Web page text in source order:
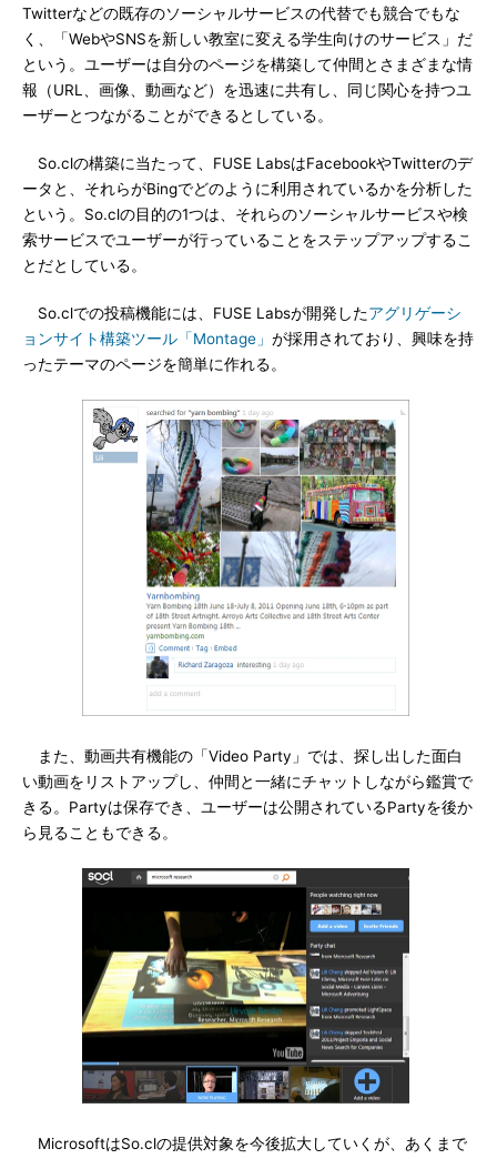
Twitterなどの既存のソーシャルサービスの代替でも競合でもな
く、「WebやSNSを新しい教室に変える学生向けのサービス」だ
という。ユーザーは自分のページを構築して仲間とさまざまな情
報（URL、画像、動画など）を迅速に共有し、同じ関心を持つユ
ーザーとつながることができるとしている。
So.clの構築に当たって、FUSE LabsはFacebookやTwitterのデ
ータと、それらがBingでどのように利用されているかを分析した
という。So.clの目的の1つは、それらのソーシャルサービスや検
索サービスでユーザーが行っていることをステップアップするこ
とだとしている。
So.clでの投稿機能には、FUSE Labsが開発したアグリゲーシ
ョンサイト構築ツール「Montage」 が採用されており、興味を持
ったテーマのページを簡単に作れる。
また、動画共有機能の「Video Party」では、探し出した面白
い動画をリストアップし、仲間と一緒にチャットしながら鑑賞で
きる。Partyは保存でき、ユーザーは公開されているPartyを後か
ら見ることもできる。
MicrosoftはSo.clの提供対象を今後拡大していくが、あくまで